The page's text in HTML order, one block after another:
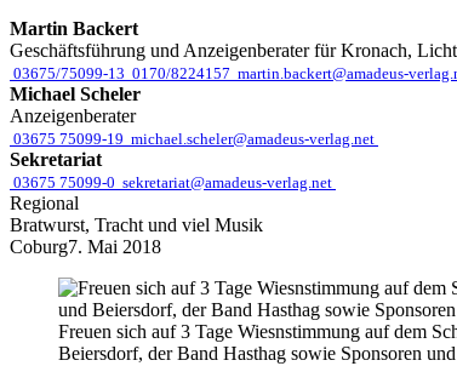
Martin Backert
Geschäftsführung und Anzeigenberater für Kronach,
03675/75099-13 0170/8224157 martin.backert@amadeus-
Michael Scheler
Anzeigenberater
03675 75099-19 michael.scheler@amadeus-verlag.net
Sekretariat
03675 75099-0 sekretariat@amadeus-verlag.net
Regional
Bratwurst, Tracht und viel Musik
Coburg7. Mai 2018
Freuen sich auf 3 Tage Wiesnstimmung auf dem
Beiersdorf, der Band Hasthag sowie Sponsoren